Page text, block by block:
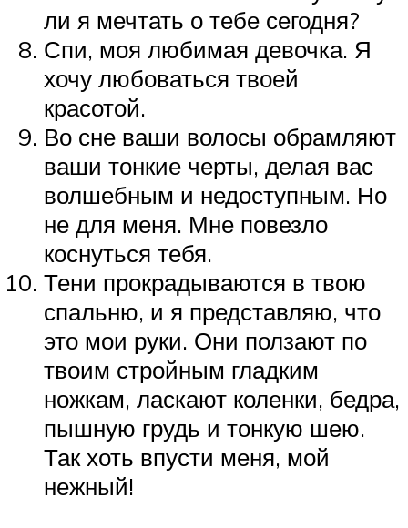
ли я мечтать о тебе сегодня?
Спи, моя любимая девочка. Я
хочу любоваться твоей
красотой.
Во сне ваши волосы обрамляют
ваши тонкие черты, делая вас
волшебным и недоступным. Но
не для меня. Мне повезло
коснуться тебя.
Тени прокрадываются в твою
спальню, и я представляю, что
это мои руки. Они ползают по
твоим стройным гладким
ножкам, ласкают коленки, бедра,
пышную грудь и тонкую шею.
Так хоть впусти меня, мой
нежный!